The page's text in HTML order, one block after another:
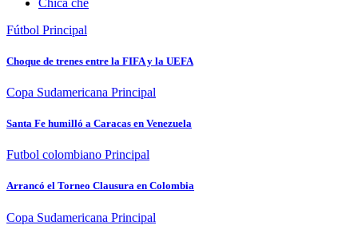
Fútbol Principal
Choque de trenes entre la FIFA y la UEFA
Copa Sudamericana Principal
Santa Fe humilló a Caracas en Venezuela
Futbol colombiano Principal
Arrancó el Torneo Clausura en Colombia
Copa Sudamericana Principal